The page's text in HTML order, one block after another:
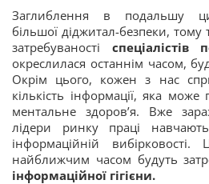
Заглиблення в подальшу
більшої діджитал-безпеки, тому
затребуваності спеціалістів
окреслилася останнім часом,
Окрім цього, кожен з нас
кількість інформації, яка
ментальне здоров’я. Вже
лідери ринку праці навчають
інформаційній
найближчим часом будуть
інформаційної гігієни.